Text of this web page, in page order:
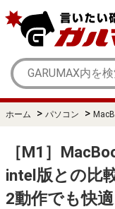
ホーム > パソコン >
［M1］
intel版との比
2動作でも快適